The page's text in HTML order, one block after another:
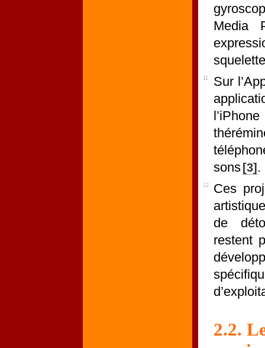
Media
11
Sur
sons 3 .
12
Ces
de
restent
2.2.